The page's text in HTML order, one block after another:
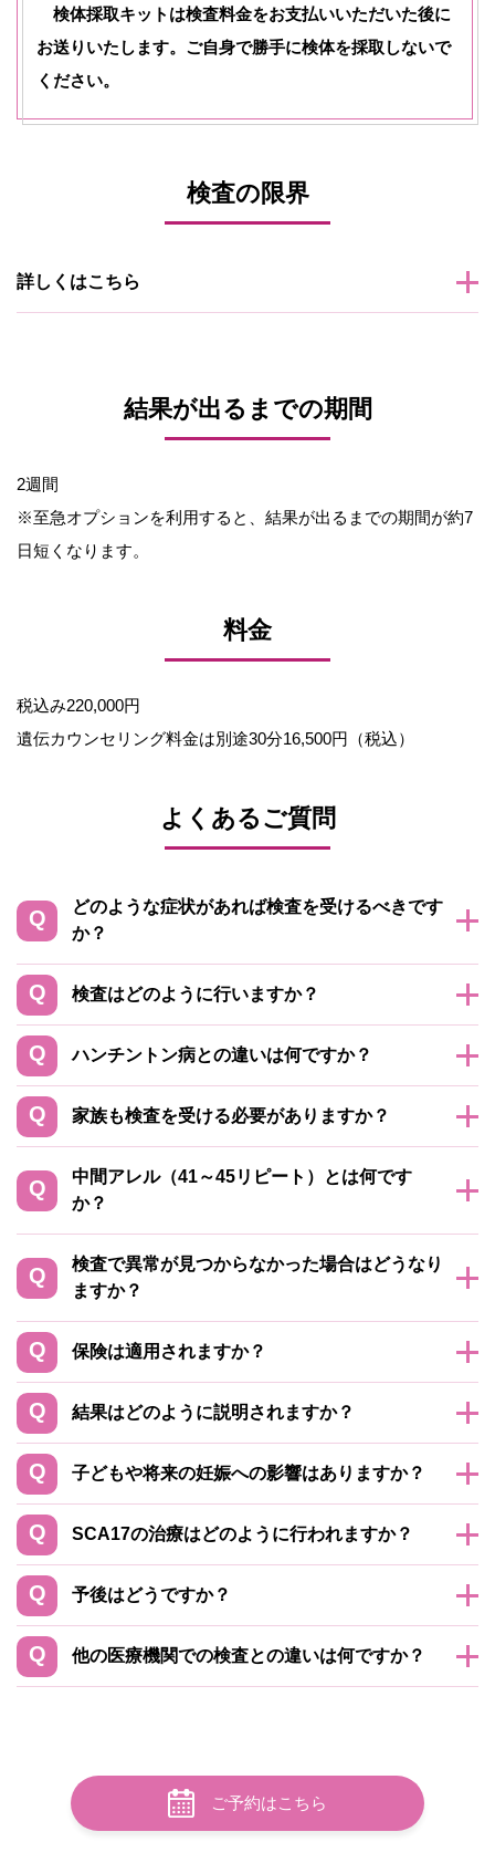
検体採取キットは検査料金をお支払いいただいた後に
お送りいたします。ご自身で勝手に検体を採取しないで
ください。
検査の限界
詳しくはこちら
結果が出るまでの期間
2週間
※至急オプションを利用すると、結果が出るまでの期間が約7
日短くなります。
料金
税込み220,000円
遺伝カウンセリング料金は別途30分16,500円（税込）
よくあるご質問
どのような症状があれば検査を受けるべきです
か？
検査はどのように行いますか？
ハンチントン病との違いは何ですか？
家族も検査を受ける必要がありますか？
中間アレル（41～45リピート）とは何です
か？
検査で異常が見つからなかった場合はどうなり
ますか？
保険は適用されますか？
結果はどのように説明されますか？
子どもや将来の妊娠への影響はありますか？
SCA17の治療はどのように行われますか？
予後はどうですか？
他の医療機関での検査との違いは何ですか？
ご予約はこちら